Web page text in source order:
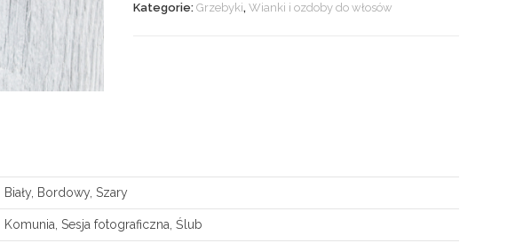
Kategorie:Grzebyki,Wianki i ozdoby do włosów
Biały, Bordowy, Szary
Komunia, Sesja fotograficzna, Ślub